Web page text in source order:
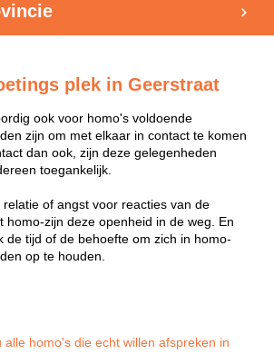
plek in Geerstraat
ook voor homo's voldoende
zijn om met elkaar in contact te komen
dan ook, zijn deze gelegenheden
toegankelijk.
of angst voor reacties van de
homo-zijn deze openheid in de weg. En
de tijd of de behoefte om zich in homo-
op te houden.
alle homo's die echt willen afspreken in